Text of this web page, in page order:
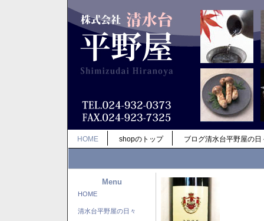
HOME shopのトップ ブログ清水台平野屋の日
Menu
HOME
清水台平野屋の日々